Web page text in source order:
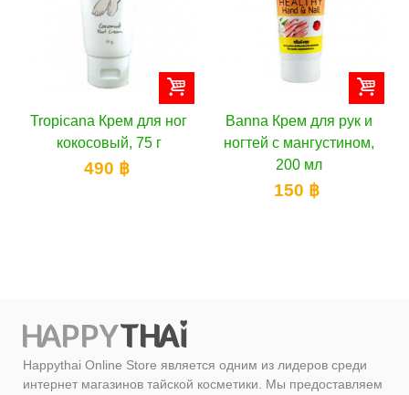
Banna Крем для рук и
ногтей c мангустином,
200 мл
Banna Крем для рук и
ногтей с Алое Вера,
200 мл
150 ฿
Happythai Online Store является одним из лидеров среди
интернет магазинов тайской косметики. Мы предоставляем